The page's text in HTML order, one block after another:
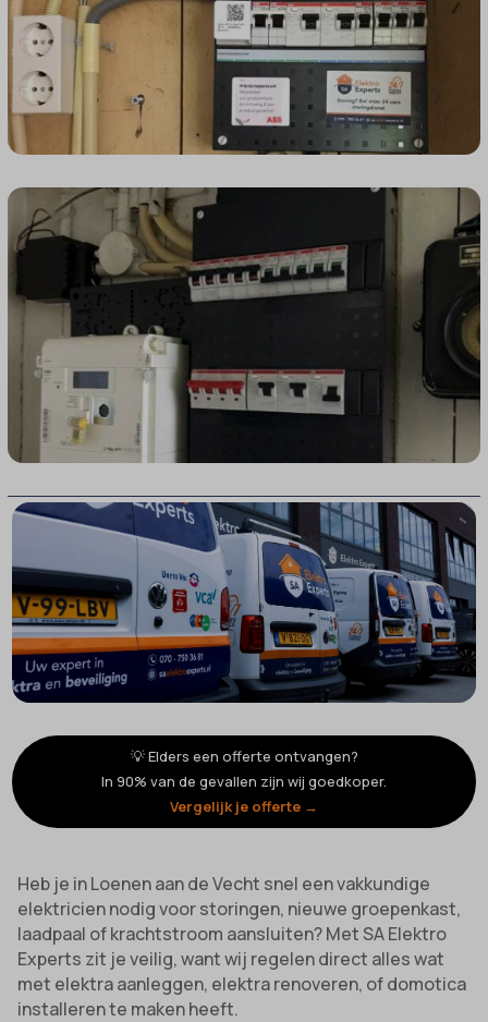
💡 Elders een offerte ontvangen?
In 90% van de gevallen zijn wij goedkoper.
Vergelijk je offerte →
Heb je in Loenen aan de Vecht snel een vakkundige
elektricien nodig voor storingen, nieuwe groepenkast,
laadpaal of krachtstroom aansluiten? Met SA Elektro
Experts zit je veilig, want wij regelen direct alles wat
met elektra aanleggen, elektra renoveren, of domotica
installeren te maken heeft.